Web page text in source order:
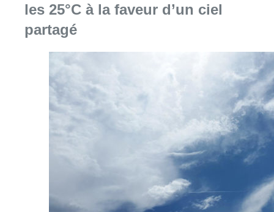
les 25°C à la faveur d’un ciel
partagé